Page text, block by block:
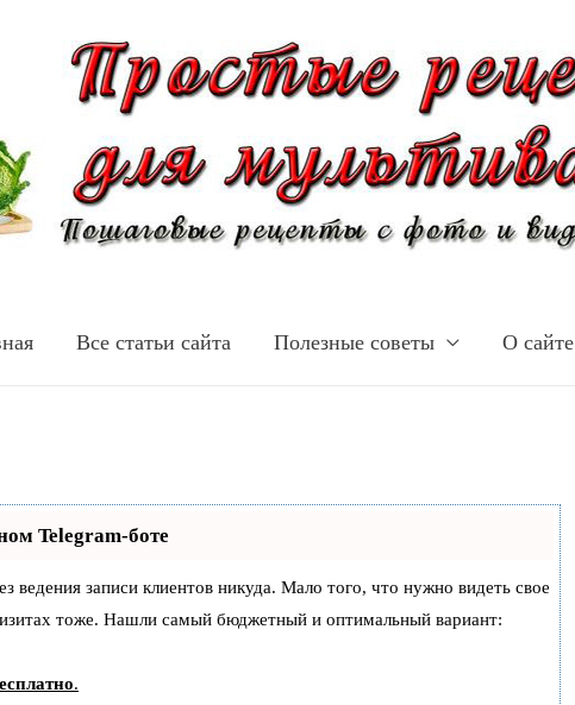
Все статьи сайта Полезные советы О сайте
Telegram-боте
ведения записи клиентов никуда. Мало того, что нужно видеть свое
тоже. Нашли самый бюджетный и оптимальный вариант:
.